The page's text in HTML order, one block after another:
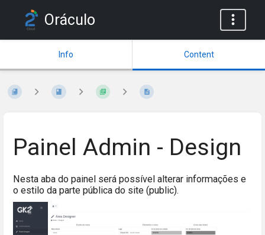
Oráculo
Info Content
Painel Admin - Design
Nesta aba do painel será possível alterar informações e
o estilo da parte pública do site (public).